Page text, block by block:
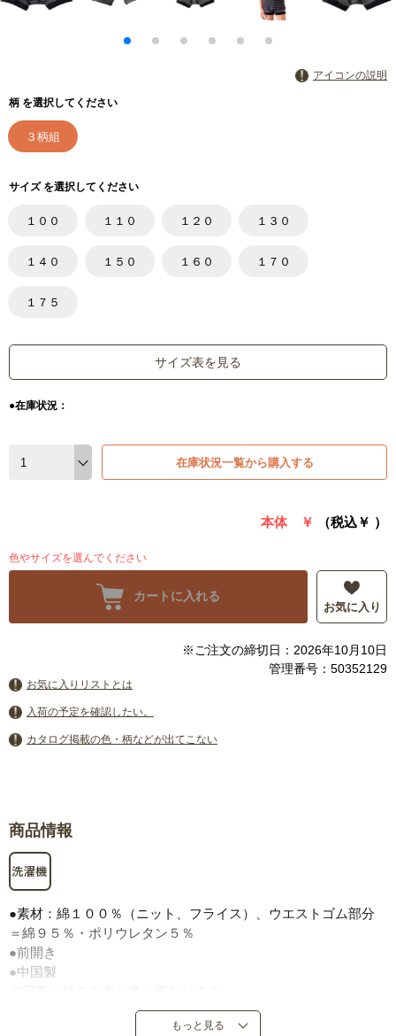
アイコンの説明
柄 を選択してください
３柄組
サイズ を選択してください
１００ １１０ １２０ １３０
１４０ １５０ １６０ １７０
１７５
サイズ表を見る
●在庫状況：
在庫状況一覧から購入する
本体 ￥ （税込￥ ）
色やサイズを選んでください
カートに入れる
お気に入り
※ご注文の締切日：2026年10月10日
管理番号：50352129
お気に入りリストとは
入荷の予定を確認したい。
カタログ掲載の色・柄などが出てこない
商品情報
●素材：綿１００％（ニット、フライス）、ウエストゴム部分
＝綿９５％・ポリウレタン５％
●前開き
●中国製
もっと見る